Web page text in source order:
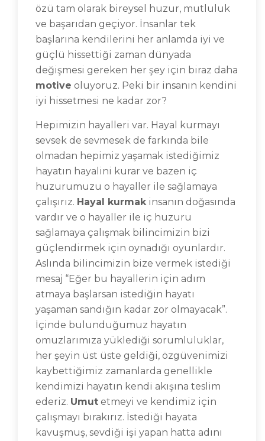
özü tam olarak bireysel huzur, mutluluk
ve başarıdan geçiyor. İnsanlar tek
başlarına kendilerini her anlamda iyi ve
güçlü hissettiği zaman dünyada
değişmesi gereken her şey için biraz daha
motive oluyoruz. Peki bir insanın kendini
iyi hissetmesi ne kadar zor?
Hepimizin hayalleri var. Hayal kurmayı
sevsek de sevmesek de farkında bile
olmadan hepimiz yaşamak istediğimiz
hayatın hayalini kurar ve bazen iç
huzurumuzu o hayaller ile sağlamaya
çalışırız. Hayal kurmak insanın doğasında
vardır ve o hayaller ile iç huzuru
sağlamaya çalışmak bilincimizin bizi
güçlendirmek için oynadığı oyunlardır.
Aslında bilincimizin bize vermek istediği
mesaj “Eğer bu hayallerin için adım
atmaya başlarsan istediğin hayatı
yaşaman sandığın kadar zor olmayacak”.
İçinde bulunduğumuz hayatın
omuzlarımıza yüklediği sorumluluklar,
her şeyin üst üste geldiği, özgüvenimizi
kaybettiğimiz zamanlarda genellikle
kendimizi hayatın kendi akışına teslim
ederiz. Umut etmeyi ve kendimiz için
çalışmayı bırakırız. İstediği hayata
kavuşmuş, sevdiği işi yapan hatta adını